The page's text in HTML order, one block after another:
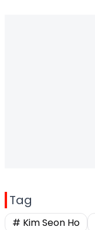
Tag
# Kim Seon Ho